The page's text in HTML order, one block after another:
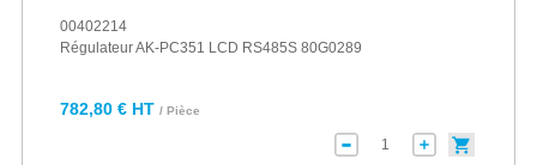
00402214
Régulateur AK-PC351 LCD RS485S 80G0289
782,80 € HT / Pièce